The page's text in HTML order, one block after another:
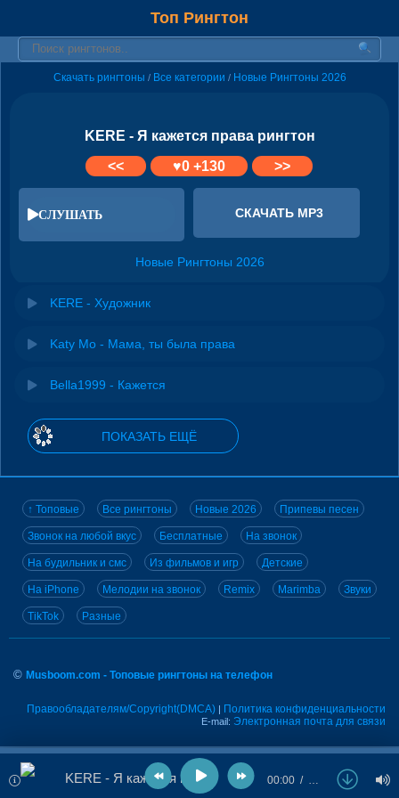
Топ Рингтон
Скачать рингтоны / Все категории / Новые Рингтоны 2026
KERE - Я кажется права рингтон
<<
♥0+130 >>
СЛУШАТЬ СКАЧАТЬ MP3
Новые Рингтоны 2026
KERE - Художник
Katy Mo - Мама, ты была права
Bella1999 - Кажется
ПОКАЗАТЬ ЕЩЁ
↑ Топовые Все рингтоны Новые 2026 Припевы песен
Звонок на любой вкус Бесплатные На звонок
На будильник и смс Из фильмов и игр Детские
На iPhone Мелодии на звонок Remix Marimba Звуки
TikTok Разные
© Musboom.com - Топовые рингтоны на телефон
Правообладателям/Copyright(DMCA) | Политика конфиденциальности
E-mail: Электронная почта для связи
KERE - Я кажется права 00:00 …